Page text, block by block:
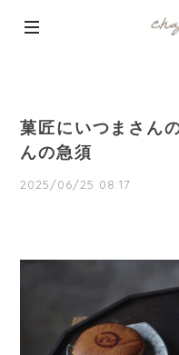
菓匠にいつまさん
んの急須
2025/06/25 08:17